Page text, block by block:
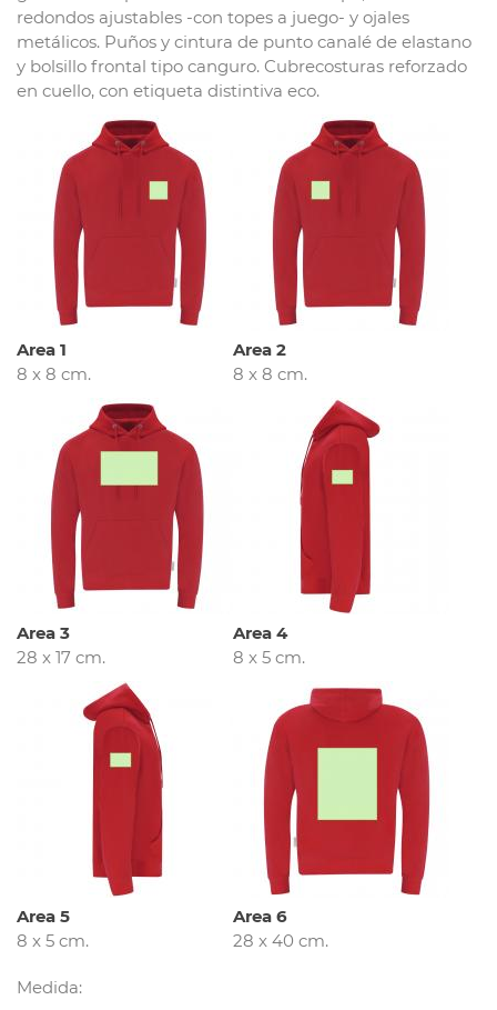
redondos ajustables -con topes a juego- y ojales
metálicos. Puños y cintura de punto canalé de elastano
y bolsillo frontal tipo canguro. Cubrecosturas reforzado
en cuello, con etiqueta distintiva eco.
Area 1
8 x 8 cm.
Area 2
8 x 8 cm.
Area 3
28 x 17 cm.
Area 4
8 x 5 cm.
Area 5
8 x 5 cm.
Area 6
28 x 40 cm.
Medida: